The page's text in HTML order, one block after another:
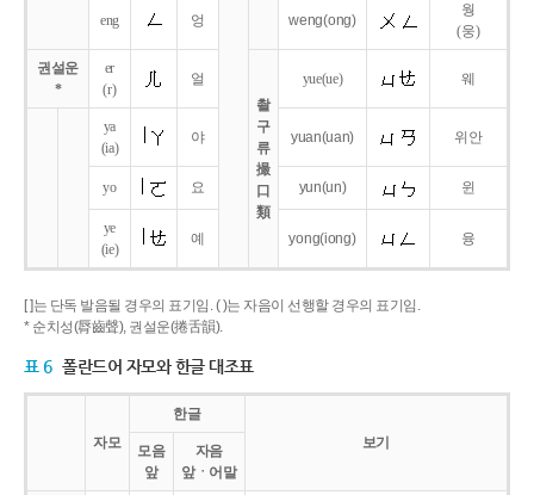
eng 엉 weng(ong)
웡
(웅)
권설운
*
er
(r)
얼
촬
구
류
撮
口
類
yue(ue) 웨
ya
(ia)
야 yuan(uan) 위안
yo 요 yun(un) 윈
ye
(ie)
예 yong(iong) 융
[ ]는 단독 발음될 경우의 표기임. ( )는 자음이 선행할 경우의 표기임.
* 순치성(脣齒聲), 권설운(捲舌韻).
표 6 폴란드어 자모와 한글 대조표
자모
한글
보기
모음
앞
자음
앞ㆍ어말